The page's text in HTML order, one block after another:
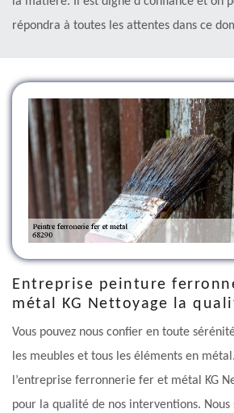
répondra à toutes les attentes dans ce
Entreprise peinture
métal KG Nettoyage la
Vous pouvez nous confier en toute
les meubles et tous les éléments en
l’entreprise ferronnerie fer et métal KG
pour la qualité de nos interventions. Nous